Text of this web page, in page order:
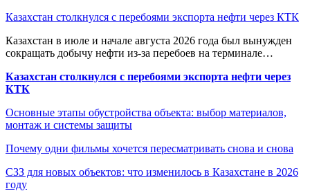
Казахстан столкнулся с перебоями экспорта нефти через КТК
Казахстан в июле и начале августа 2026 года был вынужден
сокращать добычу нефти из-за перебоев на терминале…
Казахстан столкнулся с перебоями экспорта нефти через
КТК
Основные этапы обустройства объекта: выбор материалов,
монтаж и системы защиты
Почему одни фильмы хочется пересматривать снова и снова
СЗЗ для новых объектов: что изменилось в Казахстане в 2026
году